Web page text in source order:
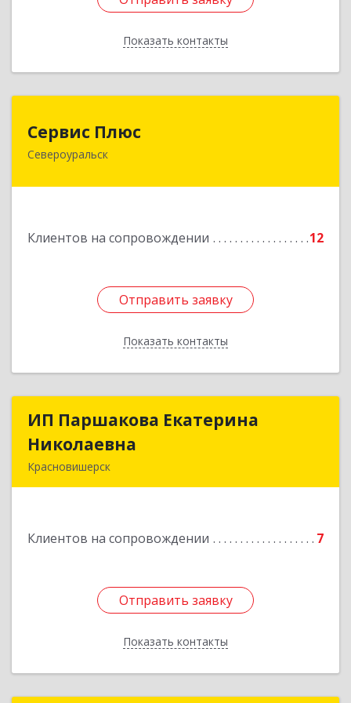
Показать контакты
Назад
Сервис Плюс
Североуральск
Клиентов на сопровождении 12
Отправить заявку
Показать контакты
624480, Свердловская обл, Североуральск г,
Отправить заявку
Назад
ИП Паршакова Екатерина
Николаевна
Красновишерск
Клиентов на сопровождении 7
Отправить заявку
Показать контакты
ИП Паршакова Екатерина
Подробнее
Отправить заявку
Назад